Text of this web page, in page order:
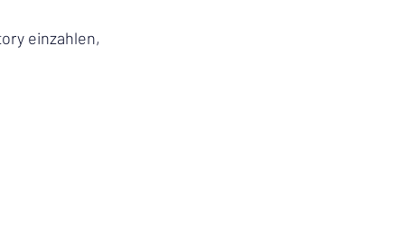
einzahlen,